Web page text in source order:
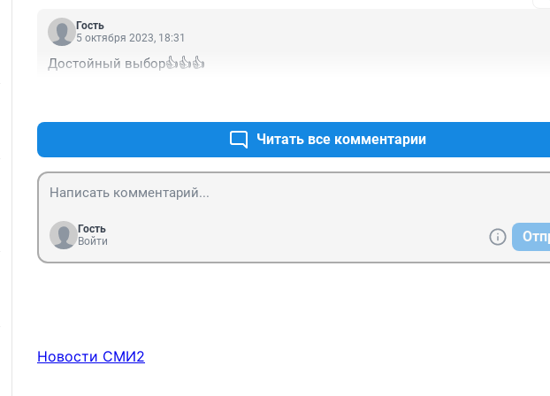
Гость
5 октября 2023, 18:31
Достойный выбор👍👍👍
Читать все комментарии
Гость
Войти
Новости СМИ2